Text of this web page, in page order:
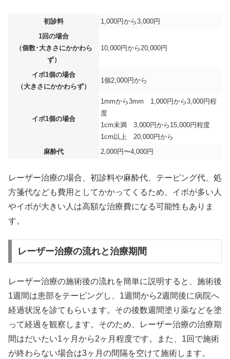
初診料
1,000円から3,000円
1回の場合
（個数･大きさにかかわら
ず）
10,000円から20,000円
イボ1個の場合
（大きさにかかわらず）
1個2,000円から
イボ1個の場合
1mmから3mm 1,000円から3,000円程
度
1cm未満 3,000円から15,000円程度
1cm以上 20,000円から
麻酔代
2,000円〜4,000円
レーザー治療の場合、初診料や麻酔代、テーピング代、処
方箋代なども費用としてかかってくるため、イボが多い人
やイボが大きい人は高額な治療費になる可能性もありま
す。
レーザー治療の流れと治療期間
レーザー治療の施術後の流れを簡単に説明すると、施術後
1週間は患部をテーピングし、1週間から2週間後に病院へ
経過状況を診てもらいます。その後数週間塗り薬などを塗
って経過を観察します。そのため、レーザー治療の治療期
間はだいたい1ヶ月から2ヶ月程度です。また、1回で施術
が終わらない場合は3ヶ月の間隔を空けて施術します。